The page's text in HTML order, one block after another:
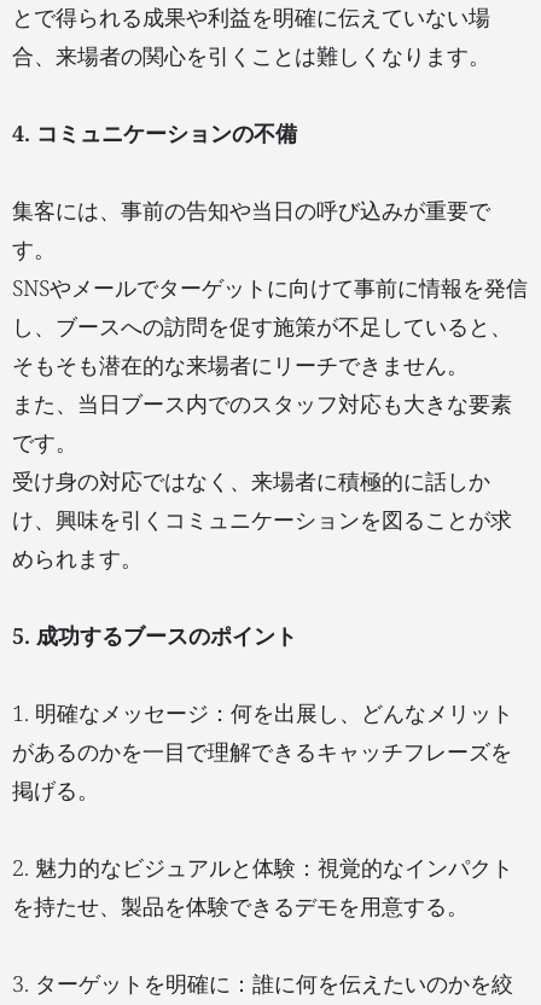
とで得られる成果や利益を明確に伝えていない場
合、来場者の関心を引くことは難しくなります。
4. コミュニケーションの不備
集客には、事前の告知や当日の呼び込みが重要で
す。
SNSやメールでターゲットに向けて事前に情報を発信
し、ブースへの訪問を促す施策が不足していると、
そもそも潜在的な来場者にリーチできません。
また、当日ブース内でのスタッフ対応も大きな要素
です。
受け身の対応ではなく、来場者に積極的に話しか
け、興味を引くコミュニケーションを図ることが求
められます。
5. 成功するブースのポイント
1. 明確なメッセージ：何を出展し、どんなメリット
があるのかを一目で理解できるキャッチフレーズを
掲げる。
2. 魅力的なビジュアルと体験：視覚的なインパクト
を持たせ、製品を体験できるデモを用意する。
3. ターゲットを明確に：誰に何を伝えたいのかを絞